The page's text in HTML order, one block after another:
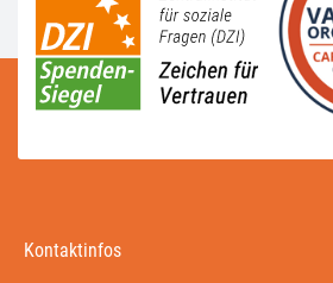
Kontaktinfos